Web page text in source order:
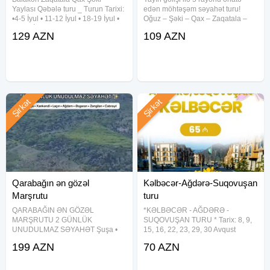
Yaylası Qəbələ turu _ Turun Tarixi:
•4-5 İyul • 11-12 İyul • 18-19 İyul •
Full paket: 159 azn _ Qiymətə
129 AZN
edən möhtəşəm səyahət turu!
Oğuz – Şəki – Qax – Zaqatala –
━━━━━━━━━━━━━━━━ Qiymətlər:
109 AZN
Qarabağın ən gözəl
Marşrutu
QARABAĞIN ƏN GÖZƏL
MARŞRUTU 2 GÜNLÜK
UNUDULMAZ SƏYAHƏT Şuşa •
Əsgəran • Zəngilan • Cəbrayıl
Şirkət
199 AZN
Kəlbəcər-Ağdərə-Suqovuşan
turu
*KƏLBƏCƏR - AĞDƏRƏ -
SUQOVUŞAN TURU * Tarix: 8, 9,
15, 16, 22, 23, 29, 30 Avqust
Standart Paket – 70 AZN Qiymətə
Şirkət
70 AZN